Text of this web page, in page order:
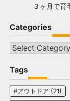
３ヶ月で育
Categories
Categories
Tags
#アウトドア (21)